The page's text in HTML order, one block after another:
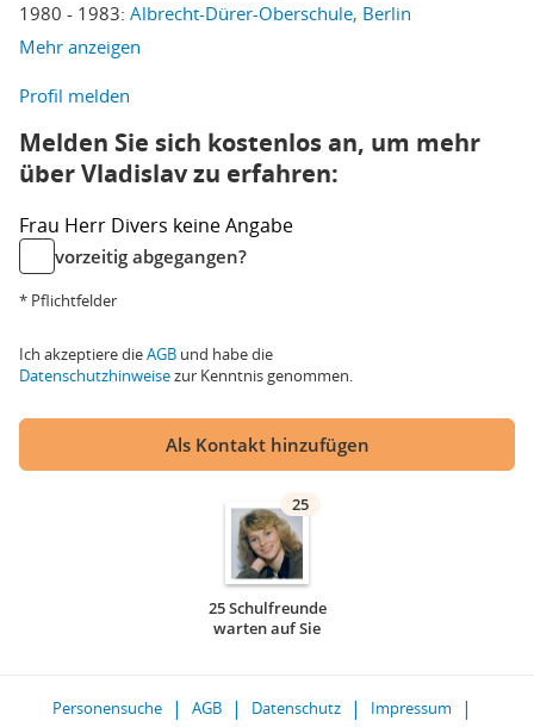
1980 - 1983: Albrecht-Dürer-Oberschule, Berlin
Mehr anzeigen
Profil melden
Melden Sie sich kostenlos an, um mehr
über Vladislav zu erfahren:
Frau Herr Divers keine Angabe
vorzeitig abgegangen?
* Pflichtfelder
Ich akzeptiere dieAGB und habe die
Datenschutzhinweisezur Kenntnis genommen.
Als Kontakt hinzufügen
25
25 Schulfreunde
warten auf Sie
Personensuche AGB Datenschutz
Impressum